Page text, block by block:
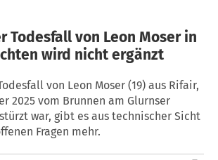
Todesfall von Leon Moser in
wird nicht ergänzt
von Leon Moser (19) aus Rifair,
2025 vom Brunnen am Glurnser
war, gibt es aus technischer Sicht
Fragen mehr.